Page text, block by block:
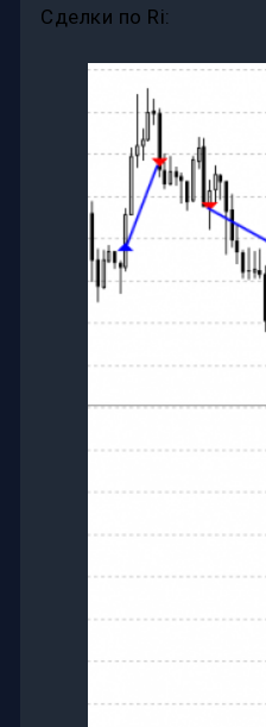
Сделки по Ri: